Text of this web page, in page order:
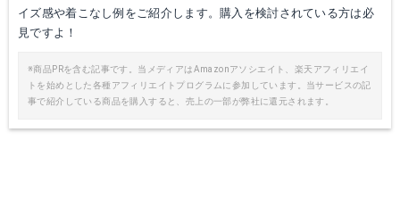
イズ感や着こなし例をご紹介します。購入を検討されている方は必
見ですよ！
※商品PRを含む記事です。当メディアはAmazonアソシエイト、楽天アフィリエイ
トを始めとした各種アフィリエイトプログラムに参加しています。当サービスの記
事で紹介している商品を購入すると、売上の一部が弊社に還元されます。
Amazonで詳細を見る 楽天で詳細を見る